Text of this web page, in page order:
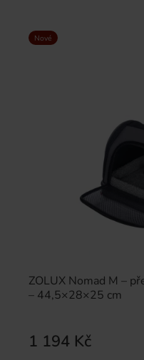
ZOLUX Nomad M –
– 44,5×28×25 cm
1 194 Kč
Nové